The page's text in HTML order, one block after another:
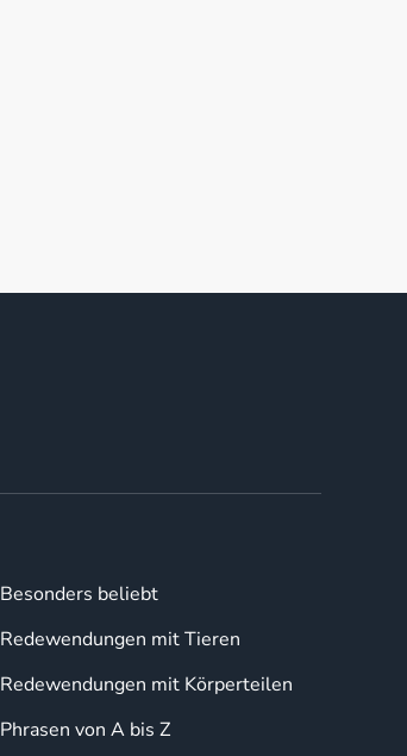
Besonders beliebt
Redewendungen mit Tieren
Redewendungen mit Körperteilen
Phrasen von A bis Z